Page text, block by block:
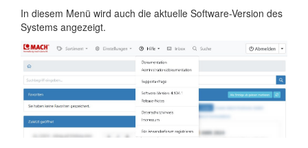
In diesem Menü wird auch die aktuelle Software-Version des
Systems angezeigt.